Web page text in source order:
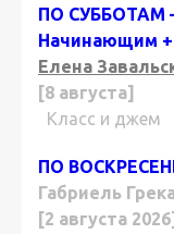
ПО СУББОТАМ
Начинающим
Елена
[8 августа]
Класс и джем
ПО
Габриель
[2 августа 2026]